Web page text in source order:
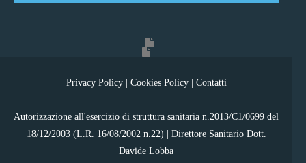
Privacy Policy| Cookies Policy| Contatti
Autorizzazione all'esercizio di struttura sanitaria n.2013/C1/0699 del
18/12/2003 (L.R. 16/08/2002 n.22) | Direttore Sanitario Dott.
Davide Lobba